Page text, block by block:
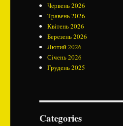
Червень 2026
Травень 2026
Квітень 2026
Березень 2026
Лютий 2026
Січень 2026
Грудень 2025
Categories